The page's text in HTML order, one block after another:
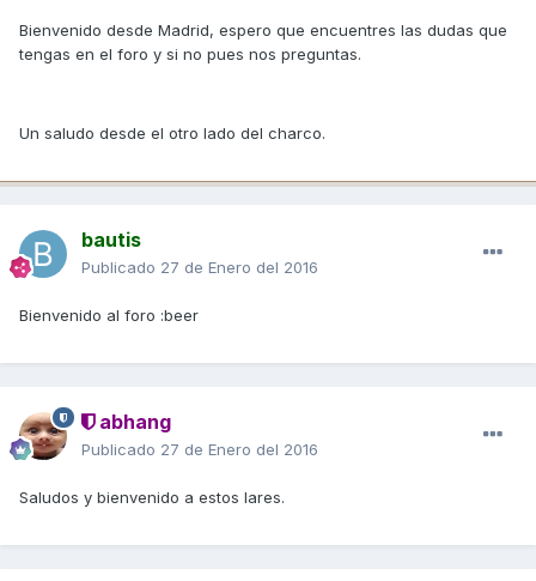
Bienvenido desde Madrid, espero que encuentres las dudas que
tengas en el foro y si no pues nos preguntas.
Un saludo desde el otro lado del charco.
bautis
Publicado 27 de Enero del 2016
Bienvenido al foro :beer
abhang
Publicado 27 de Enero del 2016
Saludos y bienvenido a estos lares.